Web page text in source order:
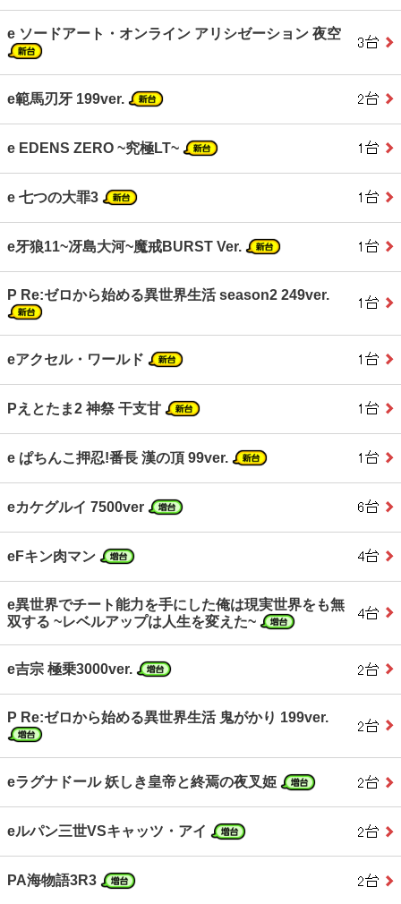
e ソードアート・オンライン アリシゼーション 夜空
e範馬刃牙 199ver.
e EDENS ZERO ~究極LT~
e 七つの大罪3
e牙狼11~冴島大河~魔戒BURST Ver.
P Re:ゼロから始める異世界生活 season2 249ver.
eアクセル・ワールド
Pえとたま2 神祭 干支甘
e ぱちんこ押忍!番長 漢の頂 99ver.
eカケグルイ 7500ver
eFキン肉マン
e異世界でチート能力を手にした俺は現実世界をも無
双する ~レベルアップは人生を変えた~
e吉宗 極乗3000ver.
P Re:ゼロから始める異世界生活 鬼がかり 199ver.
eラグナドール 妖しき皇帝と終焉の夜叉姫
eルパン三世VSキャッツ・アイ
PA海物語3R3